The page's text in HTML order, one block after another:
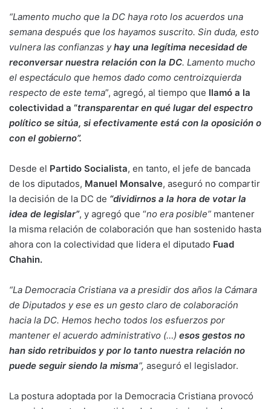
“Lamento mucho que la DC haya roto los acuerdos una
semana después que los hayamos suscrito. Sin duda, esto
vulnera las confianzas yhay una legítima necesidad de
reconversar nuestra relación con la DC. Lamento mucho
el espectáculo que hemos dado como centroizquierda
respecto de este tema”, agregó, al tiempo que llamó a la
colectividad a “transparentar en qué lugar del espectro
político se sitúa, si efectivamente está con la oposición o
con el gobierno”.
Desde el Partido Socialista, en tanto, el jefe de bancada
de los diputados, Manuel Monsalve, aseguró no compartir
la decisión de la DC de “dividirnos a la hora de votar la
idea de legislar”, y agregó que “no era posible” mantener
la misma relación de colaboración que han sostenido hasta
ahora con la colectividad que lidera el diputado Fuad
Chahin.
“La Democracia Cristiana va a presidir dos años la Cámara
de Diputados y ese es un gesto claro de colaboración
hacia la DC. Hemos hecho todos los esfuerzos por
mantener el acuerdo administrativo (…) esos gestos no
han sido retribuidos y por lo tanto nuestra relación no
puede seguir siendo la misma”, aseguró el legislador.
La postura adoptada por la Democracia Cristiana provocó